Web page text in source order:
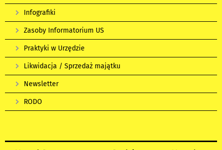
Infografiki
Zasoby Informatorium US
Praktyki w Urzędzie
Likwidacja / Sprzedaż majątku
Newsletter
RODO